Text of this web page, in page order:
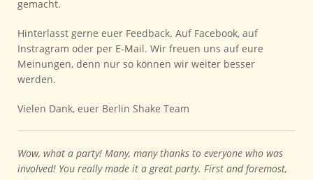
gemacht.
Hinterlasst gerne euer Feedback. Auf Facebook, auf
Instragram oder per E-Mail. Wir freuen uns auf eure
Meinungen, denn nur so können wir weiter besser
werden.
Vielen Dank, euer Berlin Shake Team
Wow, what a party! Many, many thanks to everyone who was
involved! You really made it a great party. First and foremost,